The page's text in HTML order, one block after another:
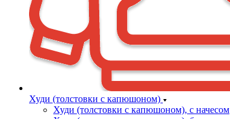
Худи (толстовки с капюшоном)
Худи (толстовки c капюшоном), с начесом